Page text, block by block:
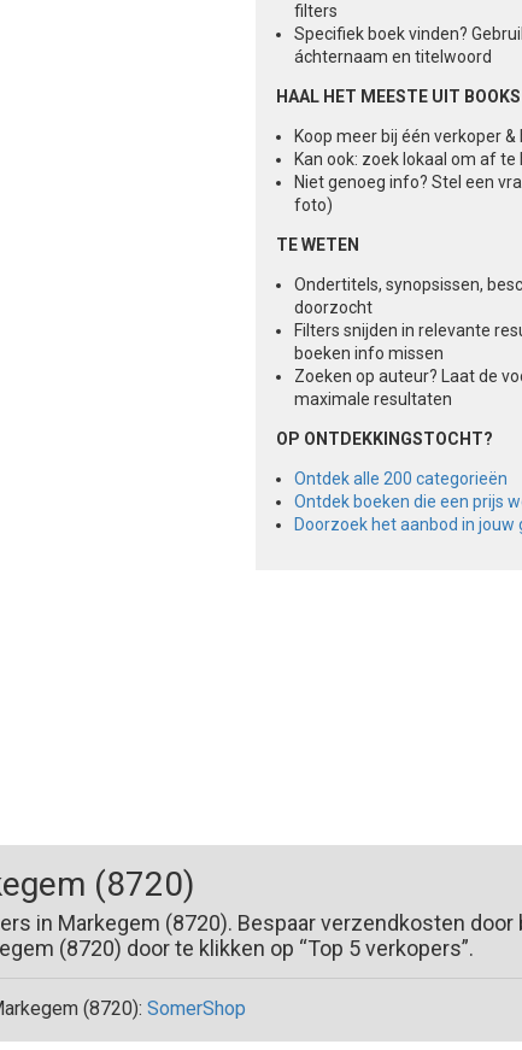
filters
Specifiek boek vinden?
áchternaam en titelwoord
HAAL HET MEESTE UIT
Koop meer bij één verkoper
Kan ook: zoek lokaal om af
Niet genoeg info? Stel een
foto)
TE WETEN
Ondertitels, synopsissen,
doorzocht
Filters snijden in relevante
boeken info missen
Zoeken op auteur? Laat de
maximale resultaten
OP ONTDEKKINGSTOCHT?
Ontdek alle 200 categorieën
Ontdek boeken die een prijs
Doorzoek het aanbod in jouw
(8720)
in Markegem (8720). Bespaar verzendkosten
(8720) door te klikken op “Top 5 verkopers”.
(8720): SomerShop